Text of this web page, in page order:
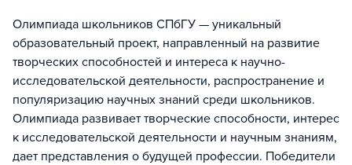
Олимпиада школьников СПбГУ — уникальный
образовательный проект, направленный на развитие
творческих способностей и интереса к научно-
исследовательской деятельности, распространение и
популяризацию научных знаний среди школьников.
Олимпиада развивает творческие способности, интерес
к исследовательской деятельности и научным знаниям,
дает представления о будущей профессии. Победители